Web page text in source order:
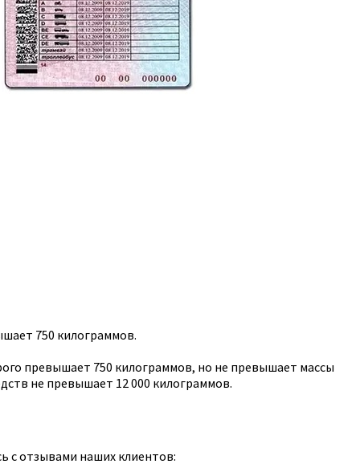
750 килограммов.
превышает 750 килограммов, но не превышает массы
не превышает 12 000 килограммов.
с отзывами наших клиентов: